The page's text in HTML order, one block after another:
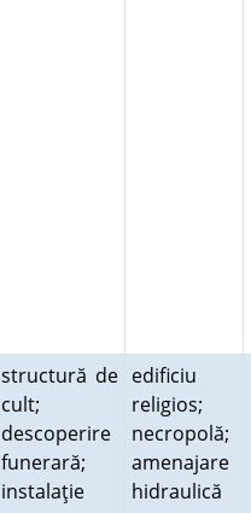
structură de
cult;
descoperire
funerară;
instalaţie
edificiu
religios;
necropolă;
amenajare
hidraulică